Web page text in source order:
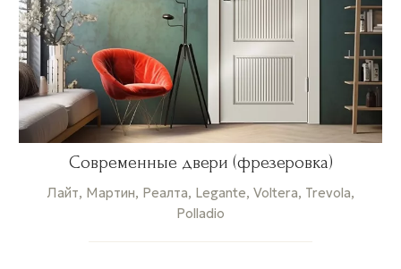
Современные двери (фрезеровка)
Лайт, Мартин, Реалта, Legante, Voltera, Trevola,
Polladio